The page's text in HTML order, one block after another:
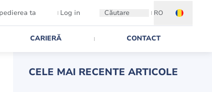
ta Log in Căutare RO
CARIERĂ CONTACT
CELE MAI RECENTE ARTICOLE